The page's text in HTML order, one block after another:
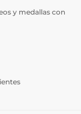
y medallas con